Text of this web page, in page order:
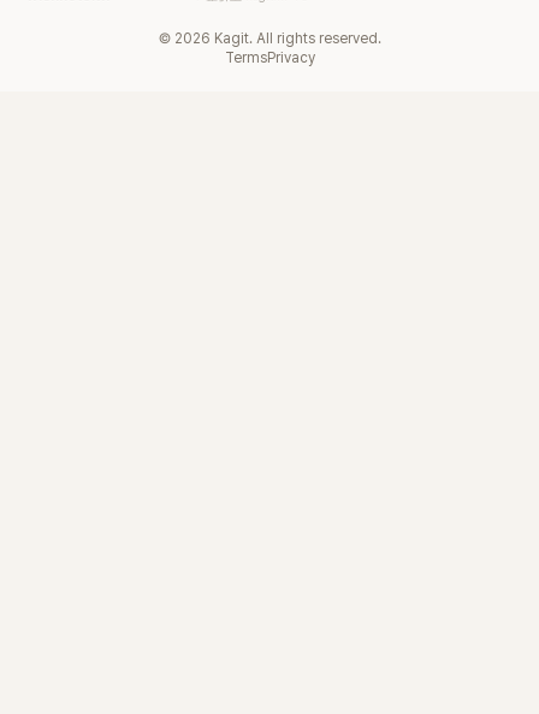
© 2026 Kagit. All rights reserved.
TermsPrivacy